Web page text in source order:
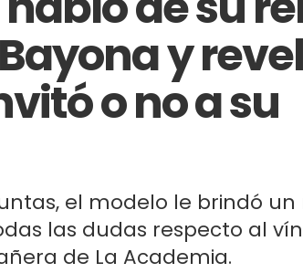
y
o no a su
el modelo le brindó un
las dudas respecto al
de La Academia.